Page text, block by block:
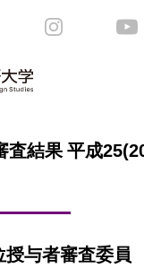
査結果 平成
与者審査委員